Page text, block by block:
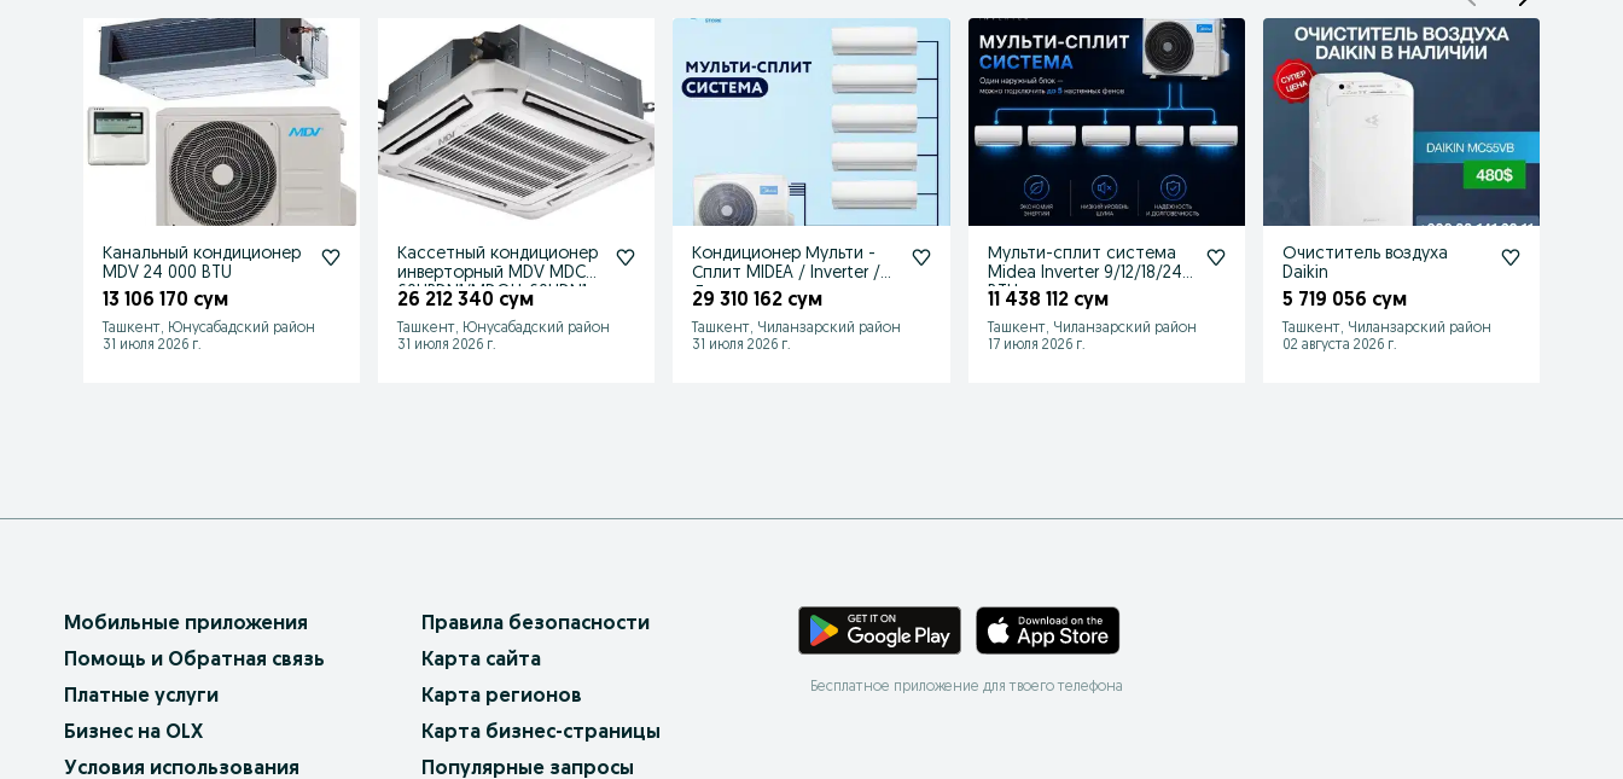
Канальный кондиционер
MDV 24 000 BTU
13 106 170 сум
Ташкент, Юнусабадский район
31 июля 2026 г.
Кассетный кондиционер
инверторный MDV MDCD-
60HRDN1/MDOU-60HDN1
26 212 340 сум
Ташкент, Юнусабадский район
31 июля 2026 г.
Кондиционер Мульти -
Сплит MIDEA / Inverter /
Доставка
29 310 162 сум
Ташкент, Чиланзарский район
31 июля 2026 г.
Мульти-сплит система
Midea Inverter 9/12/18/24
BTU
11 438 112 сум
Ташкент, Чиланзарский район
17 июля 2026 г.
Очиститель воздуха
Daikin
5 719 056 сум
Ташкент, Чиланзарский район
02 августа 2026 г.
Мобильные приложения
Помощь и Обратная связь
Платные услуги
Бизнес на OLX
Условия использования
Правила безопасности
Карта сайта
Карта регионов
Карта бизнес-страницы
Популярные запросы
Бесплатное приложение для твоего телефона